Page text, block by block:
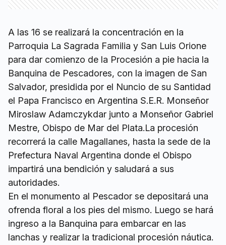
A las 16 se realizará la concentración en la
Parroquia La Sagrada Familia y San Luis Orione
para dar comienzo de la Procesión a pie hacia la
Banquina de Pescadores, con la imagen de San
Salvador, presidida por el Nuncio de su Santidad
el Papa Francisco en Argentina S.E.R. Monseñor
Miroslaw Adamczykdar junto a Monseñor Gabriel
Mestre, Obispo de Mar del Plata.La procesión
recorrerá la calle Magallanes, hasta la sede de la
Prefectura Naval Argentina donde el Obispo
impartirá una bendición y saludará a sus
autoridades.
En el monumento al Pescador se depositará una
ofrenda floral a los pies del mismo. Luego se hará
ingreso a la Banquina para embarcar en las
lanchas y realizar la tradicional procesión náutica.